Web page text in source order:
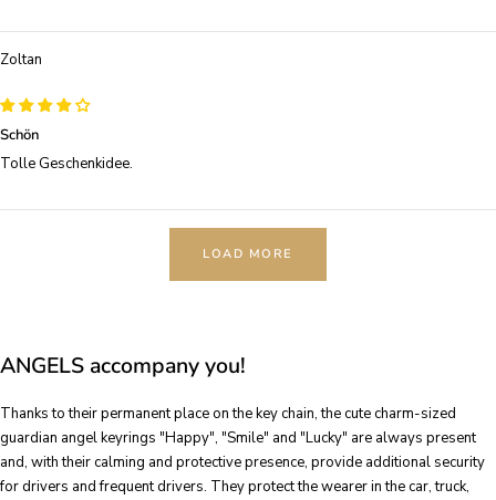
Zoltan
Schön
Tolle Geschenkidee.
LOAD MORE
ANGELS accompany you!
Thanks to their permanent place on the key chain, the cute charm-sized
guardian angel keyrings "Happy", "Smile" and "Lucky" are always present
and, with their calming and protective presence, provide additional security
for drivers and frequent drivers. They protect the wearer in the car, truck,